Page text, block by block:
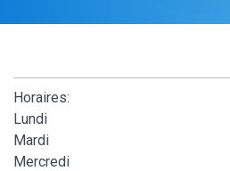
Horaires:
Lundi
Mardi
Mercredi